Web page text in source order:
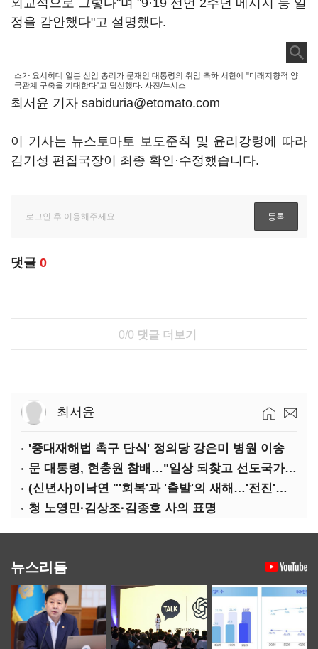
외교적으로 그렇다"며 "9·19 선언 2주년 메시지 등 일
정을 감안했다"고 설명했다.
스가 요시히데 일본 신임 총리가 문재인 대통령의 취임 축하 서한에 "미래지향적 양
국관계 구축을 기대한다"고 답신했다. 사진/뉴시스
최서윤 기자 sabiduria@etomato.com
이 기사는 뉴스토마토 보도준칙 및 윤리강령에 따라
김기성 편집국장이 최종 확인·수정했습니다.
댓글 0
0/0 댓글 더보기
최서윤
'중대재해법 촉구 단식' 정의당 강은미 병원 이송
문 대통령, 현충원 참배…"일상 되찾고 선도국가 도약"
(신년사)이낙연 "'회복'과 '출발'의 새해…'전진'과 '통합' 구현할 것"
청 노영민·김상조·김종호 사의 표명
뉴스리듬